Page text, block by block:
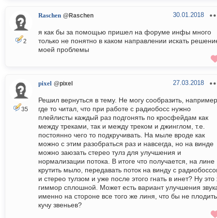
2
Raschen @Raschen 30.01.2018
я как бы за помощью пришел на форуме инфы много
только не понятно в каком направлении искать
моей проблемы
35
pixel @pixel 27.03.2018
Решил вернуться в тему. Не могу сообразить,
где то читал, что при работе с радиобосс нужно
плейлисты каждый раз подгонять по кросфейдам как
между треками, так и между треком и джинглом, т.е.
постоянно чего то подкручивать. На мыле вроде как
можно с этим разобраться раз и навсегда, но на винде
можно заюзать стерео тулз для улучшения и
нормализации потока. В итоге что получается, на лине
крутить мыло, передавать поток на винду с
и стерео тулзом и уже после этого гнать в инет? Ну это
гиммор сплошной. Может есть вариант улучшения
именно на стороне все того же линя, что бы не плодить
кучу звеньев?